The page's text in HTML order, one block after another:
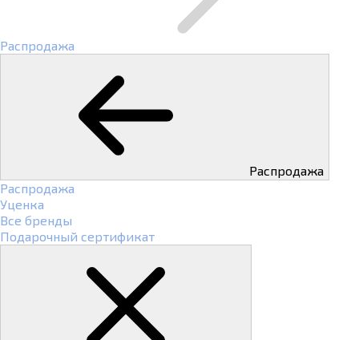
Распродажа
Распродажа
Распродажа
Уценка
Все бренды
Подарочный сертификат